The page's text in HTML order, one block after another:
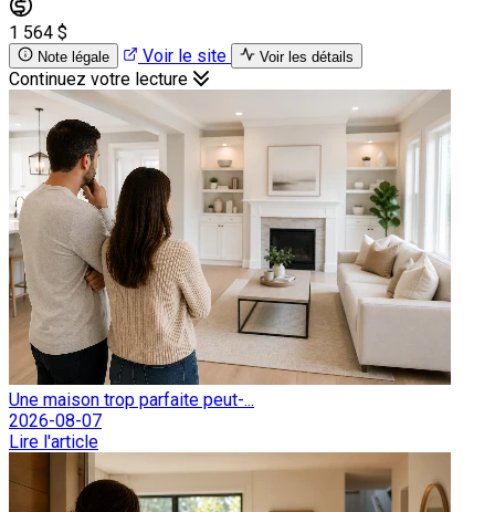
1 564 $
Note légale Voir le site Voir les détails
Continuez votre lecture
Une maison trop parfaite peut-...
2026-08-07
Lire l'article